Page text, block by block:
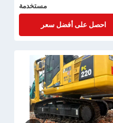
مستخدمة
احصل على أفضل سعر